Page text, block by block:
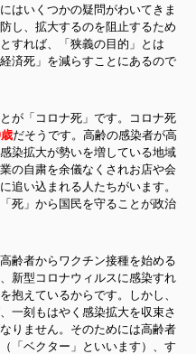
はいくつかの疑問がわいてきま
し、拡大するのを阻止するため
すれば、「狭義の目的」とは
済死」を減らすことにあるので
が「コロナ死」です。コロナ死
だそうです。高齢の感染者が高
染拡大が勢いを増している地域
の自粛を余儀なくされお店や会
追い込まれる人たちがいます。
死」から国民を守ることが政治
齢者からワクチン接種を始める
新型コロナウィルスに感染すれ
抱えているからです。しかし、
一刻もはやく感染拡大を収束さ
りません。そのためには高齢者
「ベクター」といいます）、す